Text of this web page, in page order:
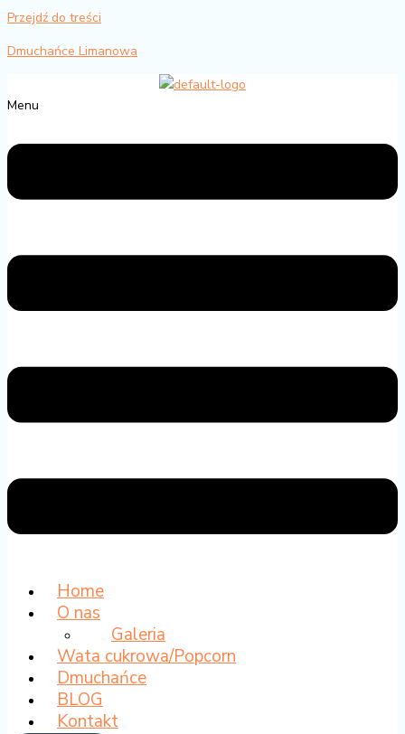
Przejdź do treści
Dmuchańce Limanowa
Menu
Home
O nas
Galeria
Wata cukrowa/Popcorn
Dmuchańce
BLOG
Kontakt